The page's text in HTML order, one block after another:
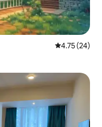
Calificación
4.75 (24)